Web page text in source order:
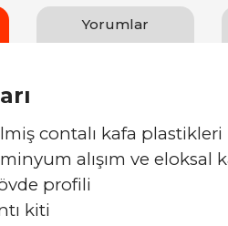
Yorumlar
contalı kafa plastikleri
alışım ve eloksal
profili
kiti